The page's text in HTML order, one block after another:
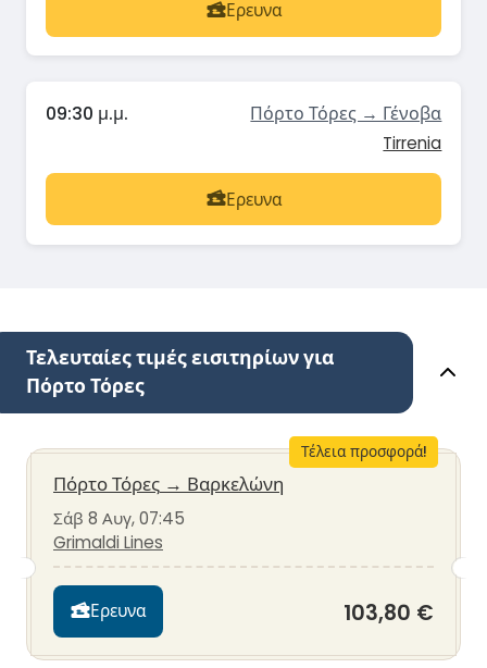
Ερευνα
09:30 μ.μ. Πόρτο Τόρες → Γένοβα
Tirrenia
Ερευνα
Τελευταίες τιμές εισιτηρίων για
Πόρτο Τόρες
Τέλεια προσφορά!
Πόρτο Τόρες → Βαρκελώνη
Σάβ 8 Αυγ, 07:45
Grimaldi Lines
Ερευνα 103,80 €